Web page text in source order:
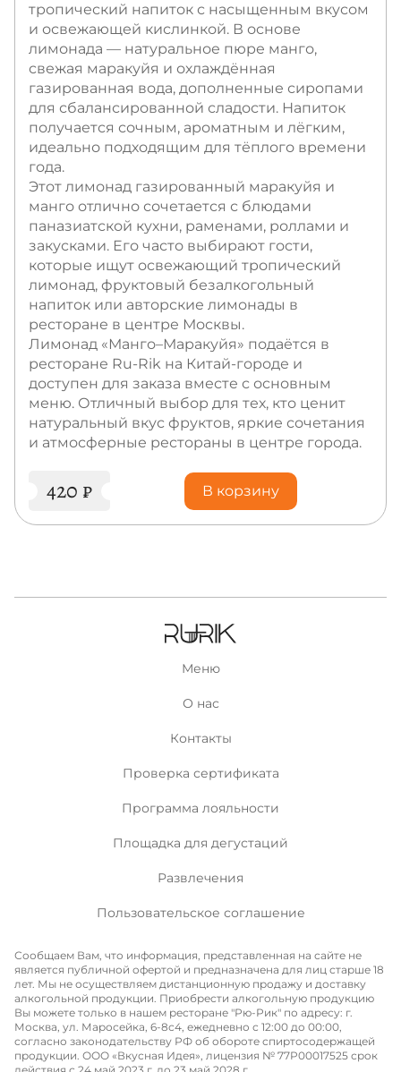
тропический напиток с насыщенным вкусом
и освежающей кислинкой. В основе
лимонада — натуральное пюре манго,
свежая маракуйя и охлаждённая
газированная вода, дополненные сиропами
для сбалансированной сладости. Напиток
получается сочным, ароматным и лёгким,
идеально подходящим для тёплого времени
года.
Этот лимонад газированный маракуйя и
манго отлично сочетается с блюдами
паназиатской кухни, раменами, роллами и
закусками. Его часто выбирают гости,
которые ищут освежающий тропический
лимонад, фруктовый безалкогольный
напиток или авторские лимонады в
ресторане в центре Москвы.
Лимонад «Манго–Маракуйя» подаётся в
ресторане Ru-Rik на Китай-городе и
доступен для заказа вместе с основным
меню. Отличный выбор для тех, кто ценит
натуральный вкус фруктов, яркие сочетания
и атмосферные рестораны в центре города.
420 ₽ В корзину
Меню
О нас
Контакты
Проверка сертификата
Программа лояльности
Площадка для дегустаций
Развлечения
Пользовательское соглашение
Сообщаем Вам, что информация, представленная на сайте не
является публичной офертой и предназначена для лиц старше 18
лет. Мы не осуществляем дистанционную продажу и доставку
алкогольной продукции. Приобрести алкогольную продукцию
Вы можете только в нашем ресторане "Рю-Рик" по адресу: г.
Москва, ул. Маросейка, 6-8с4, ежедневно с 12:00 до 00:00,
согласно законодательству РФ об обороте спиртосодержащей
продукции. ООО «Вкусная Идея», лицензия № 77P00017525 срок